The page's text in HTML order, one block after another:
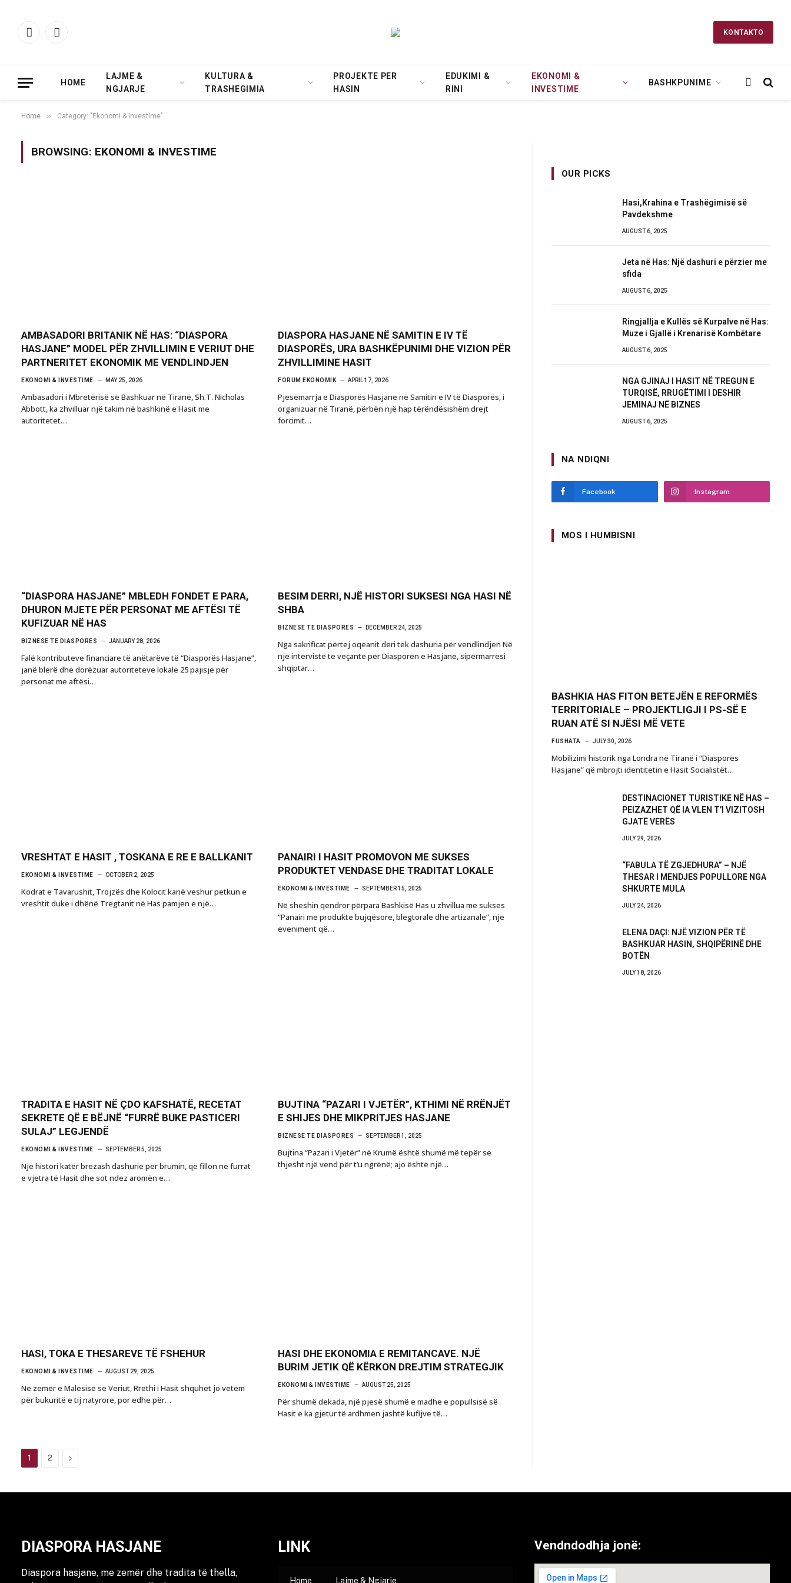
FacebookInstagram
KONTAKTO
HOME
LAJME &
NGJARJE
KULTURA &
TRASHEGIMIA
PROJEKTE PER
HASIN
EDUKIMI &
RINI
EKONOMI &
INVESTIME
BASHKPUNIME
Home » Category: "Ekonomi & Investime"
BROWSING: EKONOMI & INVESTIME
AMBASADORI BRITANIK NË HAS: “DIASPORA
HASJANE” MODEL PËR ZHVILLIMIN E VERIUT DHE
PARTNERITET EKONOMIK ME VENDLINDJEN
EKONOMI & INVESTIME MAY 25, 2026
Ambasadori i Mbretërisë së Bashkuar në Tiranë, Sh.T. Nicholas
Abbott, ka zhvilluar një takim në bashkinë e Hasit me
autoritetet…
DIASPORA HASJANE NË SAMITIN E IV TË
DIASPORËS, URA BASHKËPUNIMI DHE VIZION PËR
ZHVILLIMINE HASIT
FORUM EKONOMIK APRIL 17, 2026
Pjesëmarrja e Diasporës Hasjane në Samitin e IV të Diasporës, i
organizuar në Tiranë, përbën një hap tërëndësishëm drejt
forcimit…
“DIASPORA HASJANE” MBLEDH FONDET E PARA,
DHURON MJETE PËR PERSONAT ME AFTËSI TË
KUFIZUAR NË HAS
BIZNESE TE DIASPORES JANUARY 28, 2026
Falë kontributeve financiare të anëtarëve të “Diasporës Hasjane”,
janë blerë dhe dorëzuar autoriteteve lokale 25 pajisje për
personat me aftësi…
BESIM DERRI, NJË HISTORI SUKSESI NGA HASI NË
SHBA
BIZNESE TE DIASPORES DECEMBER 24, 2025
Nga sakrificat përtej oqeanit deri tek dashuria për vendlindjen Në
një intervistë të veçantë për Diasporën e Hasjane, sipërmarrësi
shqiptar…
VRESHTAT E HASIT , TOSKANA E RE E BALLKANIT
EKONOMI & INVESTIME OCTOBER 2, 2025
Kodrat e Tavarushit, Trojzës dhe Kolocit kanë veshur petkun e
vreshtit duke i dhënë Tregtanit në Has pamjen e një…
PANAIRI I HASIT PROMOVON ME SUKSES
PRODUKTET VENDASE DHE TRADITAT LOKALE
EKONOMI & INVESTIME SEPTEMBER 15, 2025
Në sheshin qendror përpara Bashkisë Has u zhvillua me sukses
“Panairi me produkte bujqësore, blegtorale dhe artizanale”, një
eveniment që…
TRADITA E HASIT NË ÇDO KAFSHATË, RECETAT
SEKRETE QË E BËJNË “FURRË BUKE PASTICERI
SULAJ” LEGJENDË
EKONOMI & INVESTIME SEPTEMBER 5, 2025
Një histori katër brezash dashurie për brumin, që fillon në furrat
e vjetra të Hasit dhe sot ndez aromën e…
BUJTINA “PAZARI I VJETËR”, KTHIMI NË RRËNJËT
E SHIJES DHE MIKPRITJES HASJANE
BIZNESE TE DIASPORES SEPTEMBER 1, 2025
Bujtina “Pazari i Vjetër” në Krumë është shumë më tepër se
thjesht një vend për t’u ngrënë; ajo është një…
HASI, TOKA E THESAREVE TË FSHEHUR
EKONOMI & INVESTIME AUGUST 29, 2025
Në zemër e Malësisë së Veriut, Rrethi i Hasit shquhet jo vetëm
për bukuritë e tij natyrore, por edhe për…
HASI DHE EKONOMIA E REMITANCAVE. NJË
BURIM JETIK QË KËRKON DREJTIM STRATEGJIK
EKONOMI & INVESTIME AUGUST 25, 2025
Për shumë dekada, një pjesë shumë e madhe e popullsisë së
Hasit e ka gjetur të ardhmen jashtë kufijve të…
1 2 Next
OUR PICKS
Hasi,Krahina e Trashëgimisë së
Pavdekshme
AUGUST 6, 2025
Jeta në Has: Një dashuri e përzier me
sfida
AUGUST 6, 2025
Ringjallja e Kullës së Kurpalve në Has:
Muze i Gjallë i Krenarisë Kombëtare
AUGUST 6, 2025
NGA GJINAJ I HASIT NË TREGUN E
TURQISË, RRUGËTIMI I DESHIR
JEMINAJ NË BIZNES
AUGUST 6, 2025
NA NDIQNI
Facebook Instagram
MOS I HUMBISNI
BASHKIA HAS FITON BETEJËN E REFORMËS
TERRITORIALE – PROJEKTLIGJI I PS-SË E
RUAN ATË SI NJËSI MË VETE
FUSHATA JULY 30, 2026
Mobilizimi historik nga Londra në Tiranë i “Diasporës
Hasjane” që mbrojti identitetin e Hasit Socialistët…
DESTINACIONET TURISTIKE NË HAS –
PEIZAZHET QË IA VLEN T’I VIZITOSH
GJATË VERËS
JULY 29, 2026
“FABULA TË ZGJEDHURA” – NJË
THESAR I MENDJES POPULLORE NGA
SHKURTE MULA
JULY 24, 2026
ELENA DAÇI: NJË VIZION PËR TË
BASHKUAR HASIN, SHQIPËRINË DHE
BOTËN
JULY 18, 2026
DIASPORA HASJANE
Diaspora hasjane, me zemër dhe tradita të thella,
LINK
Home Lajme & Ngjarje
Vendndodhja jonë: